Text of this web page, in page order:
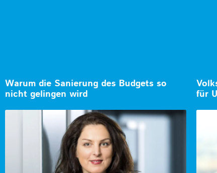
Warum die Sanierung des Budgets so
nicht gelingen wird
für